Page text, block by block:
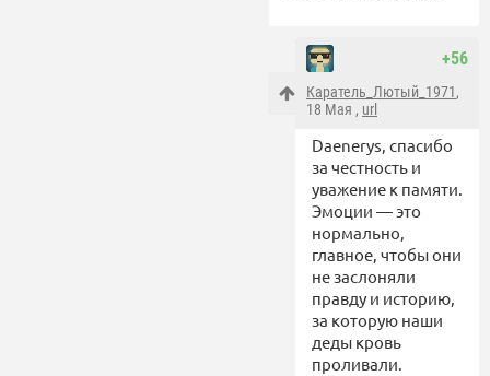
+56
Каратель_Лютый_1971,
18 Мая , url
Daenerys, спасибо
за честность и
уважение к памяти.
Эмоции — это
нормально,
главное, чтобы они
не заслоняли
правду и историю,
за которую наши
деды кровь
проливали.